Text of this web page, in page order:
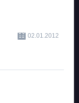
02.01.2012